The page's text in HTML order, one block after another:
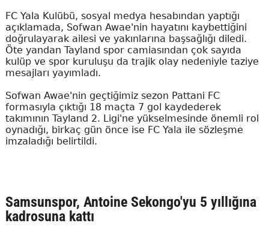
FC Yala Kulübü, sosyal medya hesabından yaptığı
açıklamada, Sofwan Awae'nin hayatını kaybettiğini
doğrulayarak ailesi ve yakınlarına başsağlığı diledi.
Öte yandan Tayland spor camiasından çok sayıda
kulüp ve spor kuruluşu da trajik olay nedeniyle taziye
mesajları yayımladı.
Sofwan Awae'nin geçtiğimiz sezon Pattani FC
formasıyla çıktığı 18 maçta 7 gol kaydederek
takımının Tayland 2. Ligi'ne yükselmesinde önemli rol
oynadığı, birkaç gün önce ise FC Yala ile sözleşme
imzaladığı belirtildi.
Samsunspor, Antoine Sekongo'yu 5 yıllığına
kadrosuna kattı